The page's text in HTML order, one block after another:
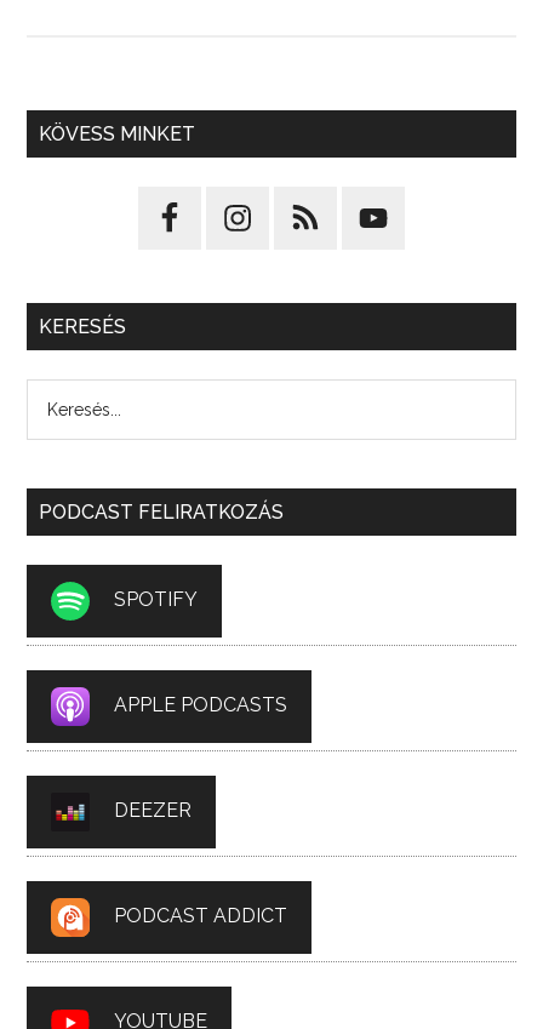
KÖVESS MINKET
KERESÉS
PODCAST FELIRATKOZÁS
SPOTIFY
APPLE PODCASTS
DEEZER
PODCAST ADDICT
YOUTUBE